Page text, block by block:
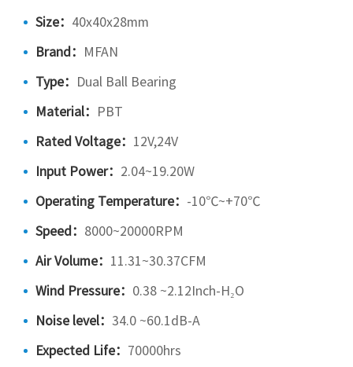
Size： 40x40x28mm
Brand： MFAN
Type： Dual Ball Bearing
Material： PBT
Rated Voltage： 12V,24V
Input Power： 2.04~19.20W
Operating Temperature： -10℃~+70℃
Speed： 8000~20000RPM
Air Volume： 11.31~30.37CFM
Wind Pressure： 0.38 ~2.12Inch-H₂O
Noise level： 34.0 ~60.1dB-A
Expected Life： 70000hrs